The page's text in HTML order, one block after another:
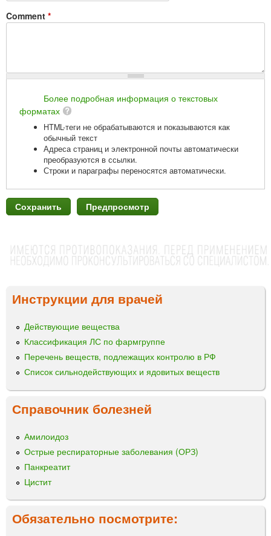
Comment *
Более подробная информация о текстовых
форматах
HTML-теги не обрабатываются и показываются как
обычный текст
Адреса страниц и электронной почты автоматически
преобразуются в ссылки.
Строки и параграфы переносятся автоматически.
Инструкции для врачей
Действующие вещества
Классификация ЛС по фармгруппе
Перечень веществ, подлежащих контролю в РФ
Список сильнодействующих и ядовитых веществ
Справочник болезней
Амилоидоз
Острые респираторные заболевания (ОРЗ)
Панкреатит
Цистит
Обязательно посмотрите: